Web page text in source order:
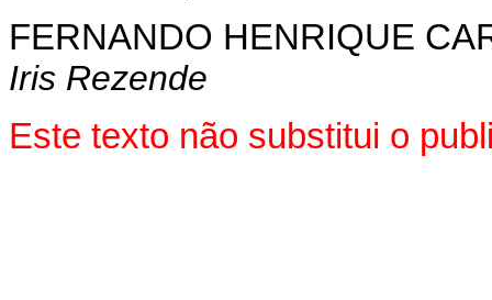
FERNANDO HENRIQUE
Iris Rezende
Este texto não substitui o